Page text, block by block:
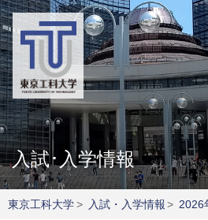
入試･入学情報
東京工科大学> 入試・入学情報 > 2026